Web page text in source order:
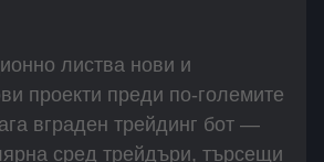
листва нови и
проекти преди по-големите
вграден трейдинг бот —
сред трейдъри, търсещи